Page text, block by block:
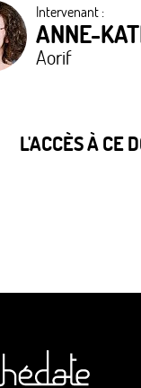
Intervenant :
ANNE-
Aorif
L'ACCÈS À CE